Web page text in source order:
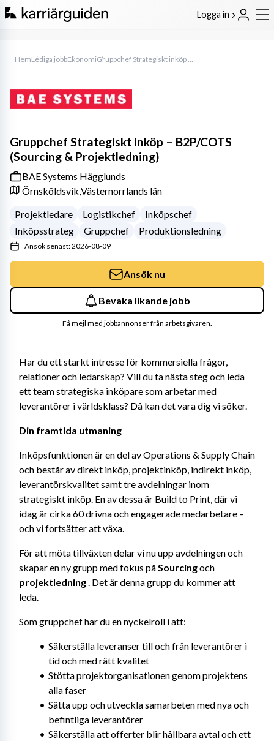
Logga in
HemLediga jobbEkonomi Gruppchef Strategiskt inköp – B2P/COTS (Sourcing & Projektledning)
Har du ett starkt intresse för kommersiella frågor,
relationer och ledarskap? Vill du ta nästa steg och leda
ett team strategiska inköpare som arbetar med
leverantörer i världsklass? Då kan det vara dig vi söker.
Din framtida utmaning
Inköpsfunktionen är en del av Operations & Supply Chain
och består av direkt inköp, projektinköp, indirekt inköp,
leverantörskvalitet samt tre avdelningar inom
strategiskt inköp. En av dessa är Build to Print, där vi
idag är cirka 60 drivna och engagerade medarbetare –
och vi fortsätter att växa.
För att möta tillväxten delar vi nu upp avdelningen och
skapar en ny grupp med fokus på Sourcing
projektledning . Det är denna grupp du kommer att
leda.
Som gruppchef har du en nyckelroll i att:
Säkerställa leveranser till och från leverantörer i
tid och med rätt kvalitet
Stötta projektorganisationen genom projektens
alla faser
Sätta upp och utveckla samarbeten med nya och
befintliga leverantörer
Säkerställa att offerter blir hållbara avtal och ett
Gruppchef Strategiskt inköp – B2P/COTS
(Sourcing & Projektledning)
BAE Systems Hägglunds
Örnsköldsvik,Västernorrlands län
Projektledare
Logistikchef
Inköpschef
Inköpsstrateg
Gruppchef Produktionsledning
Ansök senast: 2026-08-09
Ansök nu
Bevaka likande jobb
Få mejl med jobbannonser från arbetsgivaren.